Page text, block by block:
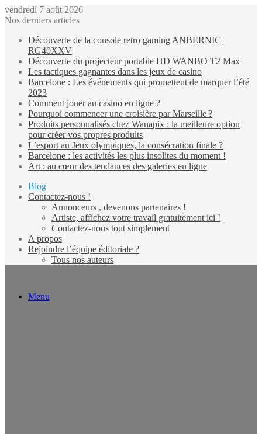
vendredi 7 août 2026
Nos derniers articles
Découverte de la console retro gaming ANBERNIC
RG40XXV
Découverte du projecteur portable HD WANBO T2 Max
Les tactiques gagnantes dans les jeux de casino
Barcelone : Les événements qui promettent de marquer l’été
2023
Comment jouer au casino en ligne ?
Pourquoi commencer une croisière par Marseille ?
Produits personnalisés chez Wanapix : la meilleure option
pour créer vos propres produits
L’esport au Jeux olympiques, la consécration finale ?
Barcelone : les activités les plus insolites du moment !
Art : au cœur des tendances des galeries en ligne
Blog
Contactez-nous !
Annonceurs , devenons partenaires !
Artiste, affichez votre travail gratuitement ici !
Contactez-nous tout simplement
A propos
Rejoindre l’équipe éditoriale ?
Tous nos auteurs
Menu